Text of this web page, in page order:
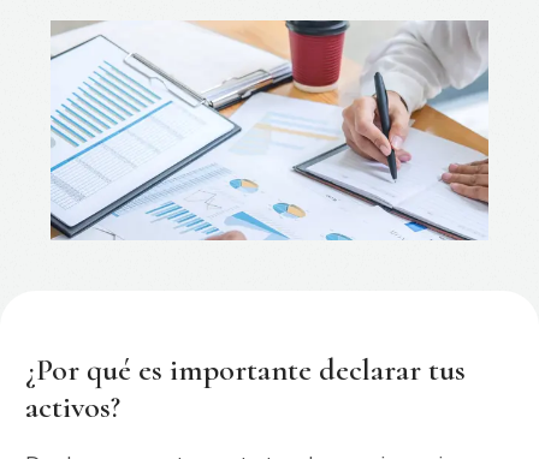
¿Por qué es importante declarar tus
activos?